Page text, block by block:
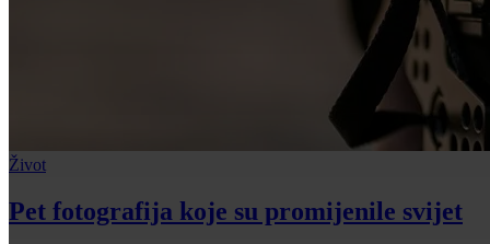
Život
Pet fotografija koje su promijenile svijet